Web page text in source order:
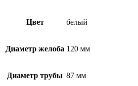
Цвет белый
Диаметр желоба 120 мм
Диаметр трубы 87 мм